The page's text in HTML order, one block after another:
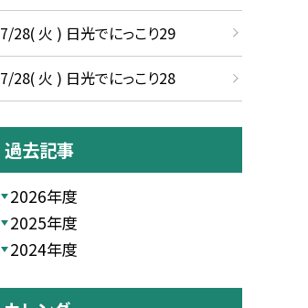
7/28( 火 ) 日光でにっこり29
7/28( 火 ) 日光でにっこり28
過去記事
2026年度
2025年度
2024年度